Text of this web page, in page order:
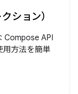
ション）
Compose API
用方法を簡単